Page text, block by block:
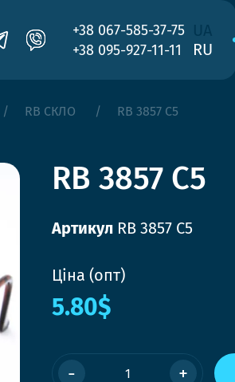
+38 067-585-37-75
+38 095-927-11-11
RU
RB СКЛО RB 3857 C5
RB 3857 C5
Артикул RB 3857 C5
Ціна (опт)
5.80$
- +